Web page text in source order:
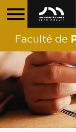
Faculté de